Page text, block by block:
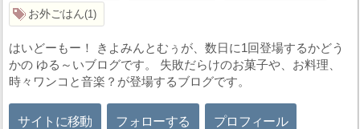
お外ごはん 1
はいどーもー！ きよみんとむぅが、数日に1回登場するかどう
かの ゆる～いブログです。 失敗だらけのお菓子や、お料理、
時々ワンコと音楽？が登場するブログです。
サイトに移動 フォローする プロフィール